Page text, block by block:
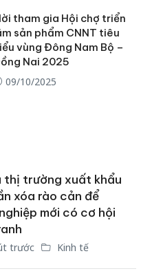
tham gia Hội chợ triển
sản phẩm CNNT tiêu
vùng Đông Nam Bộ –
Nai 2025
09/10/2025
thị trường xuất khẩu
xóa rào cản để
mới có cơ hội
trước Kinh tế